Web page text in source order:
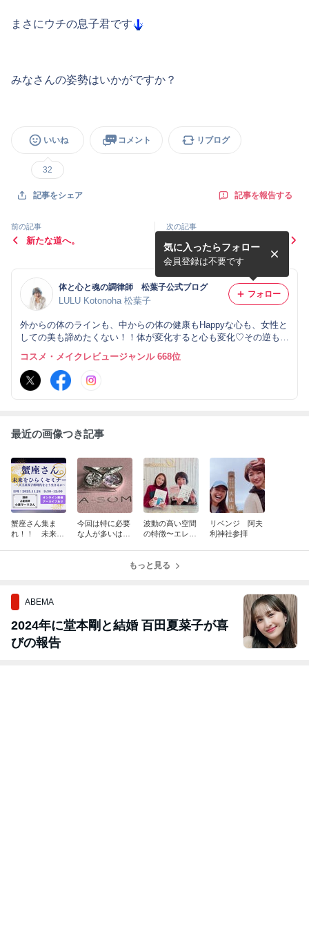
まさにウチの息子君です
みなさんの姿勢はいかがですか？
いいね
32
コメント リブログ
記事をシェア 記事を報告する
前の記事
新たな道へ。
次の記事
体と心と魂の調律師 松葉子公式ブログ
LULU Kotonoha 松葉子
外からの体のラインも、中からの体の健康もHappyな心も、女性と
しての美も諦めたくない！！体が変化すると心も変化♡その逆も然
り。毎日きらきらHappyでいられるために邁進するインナービュー
ティーインストラクター松葉子の日々を綴ります～
気に入ったらフォロー
会員登録は不要です
フォロー
コスメ・メイクレビュージャンル 668位
最近の画像つき記事
蟹座さん集ま
れ！！ 未来を
今回は特に必要
な人が多いは
波動の高い空間
の特徴〜エレナ
リベンジ 阿夫
利神社参拝
もっと見る
ABEMA
2024年に堂本剛と結婚 百田夏菜子が喜
びの報告